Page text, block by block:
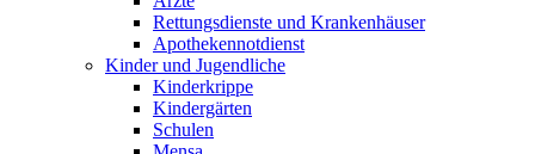
Rettungsdienste und Krankenhäuser
Apothekennotdienst
Kinder und Jugendliche
Kinderkrippe
Kindergärten
Schulen